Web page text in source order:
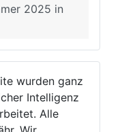
2025 in
wurden ganz
Intelligenz
Alle